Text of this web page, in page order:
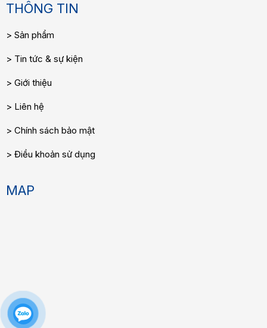
THÔNG TIN
Sản phẩm
Tin tức & sự kiện
Giới thiệu
Liên hệ
Chính sách bảo mật
Điều khoản sử dụng
MAP